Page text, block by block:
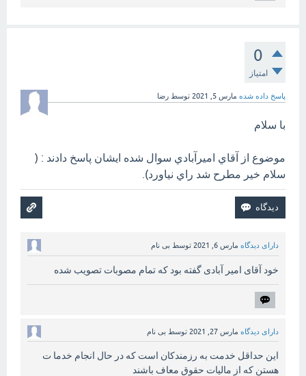
0
امتیاز
پاسخ داده شده مارس 5, 2021 توسط رضا
با سلام
موضوع از آقاي اميرآبادي سوال شده ايشان پاسخ دادند : (
سلام خير مطرح شد راي نياورد).
دارای دیدگاه مارس 6, 2021 توسط بی نام
خود آقای امیر آبادی گفته بود که تمام مصوبات تصویب شده
دارای دیدگاه مارس 27, 2021 توسط بی نام
این حداقل خدمت به رزمندکان است که در حال انجام خدما ت
هستن که از مالیات حقوق معاف باشند